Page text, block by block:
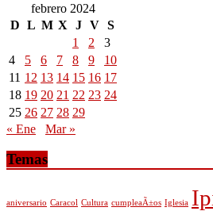
febrero 2024
D L M X J V S
1
2
3
4
5 6 7 8 9
10
11 12 13 14 15 16 17
18 19 20 21 22 23 24
25 26 27 28 29
« Ene
Mar »
Temas
aniversario Caracol Cultura cumpleaÃ±os Iglesia